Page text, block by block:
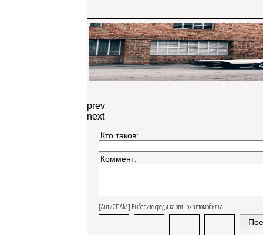
prev
next
Кто таков:
Коммент:
[АнтиСПАМ] Выберите среди картинок автомобиль: